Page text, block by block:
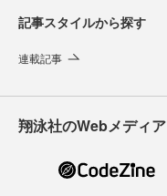
記事スタイルから探す
連載記事
翔泳社のWebメディア